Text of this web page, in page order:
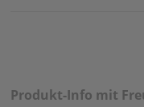
Produkt-Info mit